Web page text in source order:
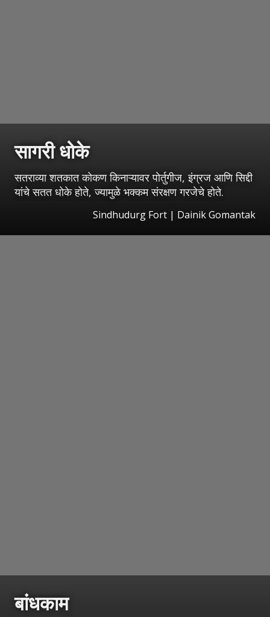
सागरी धोके
सतराव्या शतकात कोकण किनाऱ्यावर पोर्तुगीज, इंग्रज आणि सिद्दी
यांचे सतत धोके होते, ज्यामुळे भक्कम संरक्षण गरजेचे होते.
Sindhudurg Fort | Dainik Gomantak
बांधकाम